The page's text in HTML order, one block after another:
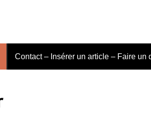
Contact – Insérer un article – Faire un